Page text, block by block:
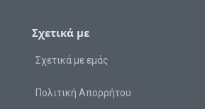
Σχετικά με
Σχετικά με εμάς
Πολιτική Απορρήτου